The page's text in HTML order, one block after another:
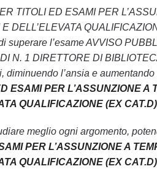
TITOLI ED ESAMI PER
DELL’ELEVATA
superare l’esame AVVISO
N. 1 DIRETTORE DI
l’ansia e
PER L’ASSUNZIONE A
QUALIFICAZIONE (EX
meglio ogni argomento,
PER L’ASSUNZIONE A
QUALIFICAZIONE (EX